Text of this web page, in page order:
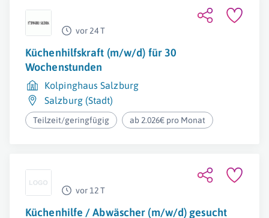
vor 24 T
Küchenhilfskraft (m/w/d) für 30
Wochenstunden
Kolpinghaus Salzburg
Salzburg (Stadt)
Teilzeit/geringfügig ab 2.026€ pro Monat
vor 12 T
Küchenhilfe / Abwäscher (m/w/d) gesucht